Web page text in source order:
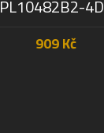
PL10482B2-
909Kč